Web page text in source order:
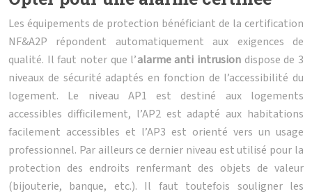
Les équipements de protection bénéficiant de la certification
NF&A2P répondent automatiquement aux exigences de
qualité. Il faut noter que l’alarme anti intrusion dispose de 3
niveaux de sécurité adaptés en fonction de l’accessibilité du
logement. Le niveau AP1 est destiné aux logements
accessibles difficilement, l’AP2 est adapté aux habitations
facilement accessibles et l’AP3 est orienté vers un usage
professionnel. Par ailleurs ce dernier niveau est utilisé pour la
protection des endroits renfermant des objets de valeur
(bijouterie, banque, etc.). Il faut toutefois souligner les